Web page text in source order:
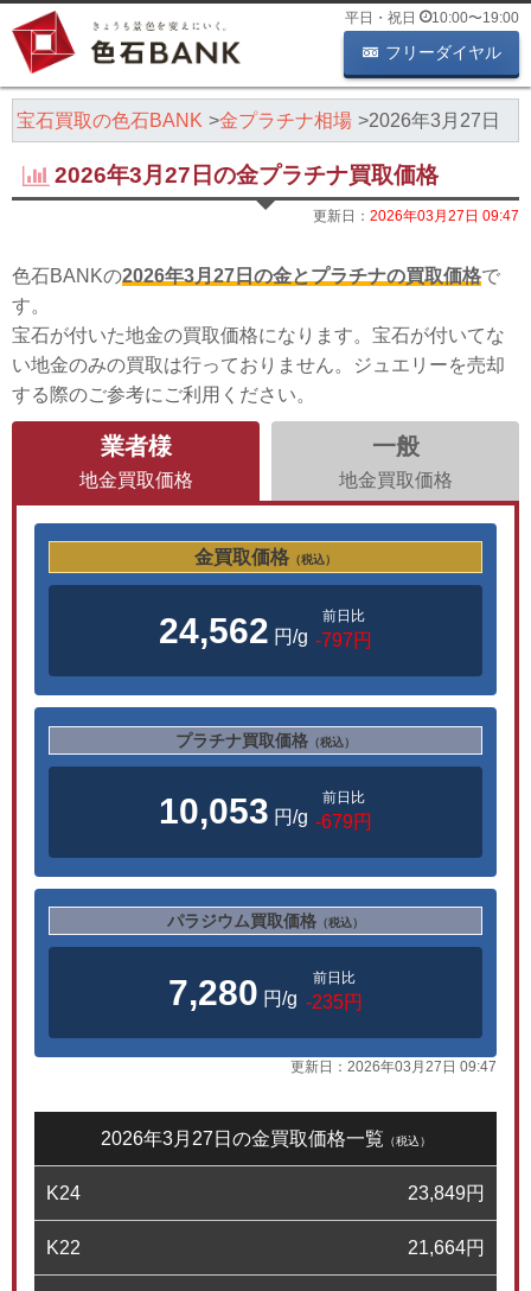
平日・祝日 10:00〜19:00
フリーダイヤル
宝石買取の色石BANK 金プラチナ相場 2026年3月27日
2026年3月27日の金プラチナ買取価格
更新日： 2026年03月27日 09:47
色石BANKの2026年3月27日の金とプラチナの買取価格で
す。
宝石が付いた地金の買取価格になります。宝石が付いてな
い地金のみの買取は行っておりません。ジュエリーを売却
する際のご参考にご利用ください。
業者様
地金買取価格
一般
地金買取価格
金買取価格 （税込）
24,562 円/g
前日比
-797円
プラチナ買取価格 （税込）
10,053 円/g
前日比
-679円
パラジウム買取価格 （税込）
7,280 円/g
前日比
-235円
更新日： 2026年03月27日 09:47
2026年3月27日の金買取価格一覧 （税込）
K24 23,849円
K22 21,664円